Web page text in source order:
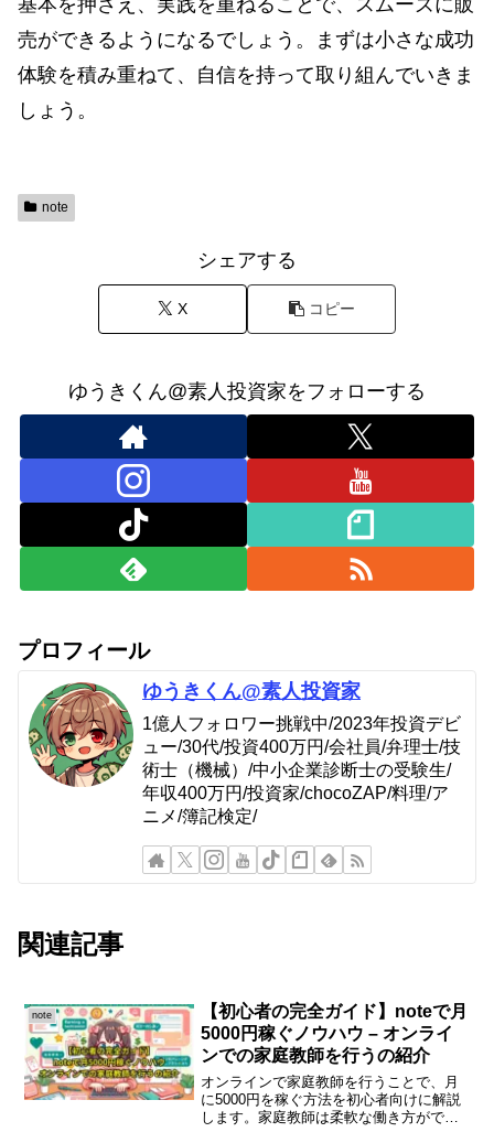
基本を押さえ、実践を重ねることで、スムーズに販
売ができるようになるでしょう。まずは小さな成功
体験を積み重ねて、自信を持って取り組んでいきま
しょう。
note
シェアする
X コピー
ゆうきくん@素人投資家をフォローする
プロフィール
ゆうきくん@素人投資家
1億人フォロワー挑戦中/2023年投資デビ
ュー/30代/投資400万円/会社員/弁理士/技
術士（機械）/中小企業診断士の受験生/
年収400万円/投資家/chocoZAP/料理/ア
ニメ/簿記検定/
関連記事
note
【初心者の完全ガイド】noteで月
5000円稼ぐノウハウ – オンライ
ンでの家庭教師を行うの紹介
オンラインで家庭教師を行うことで、月
に5000円を稼ぐ方法を初心者向けに解説
します。家庭教師は柔軟な働き方がで